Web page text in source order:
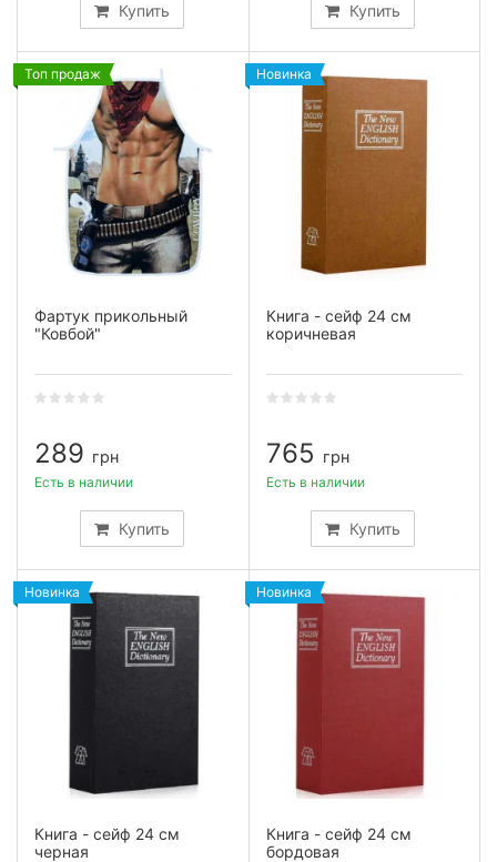
Купить Купить
Топ продаж
Фартук прикольный
"Ковбой"
289 грн
Купить
Есть в наличии
Новинка
Книга - сейф 24 см
коричневая
765 грн
Купить
Есть в наличии
Новинка
Книга - сейф 24 см
черная
Новинка
Книга - сейф 24 см
бордовая